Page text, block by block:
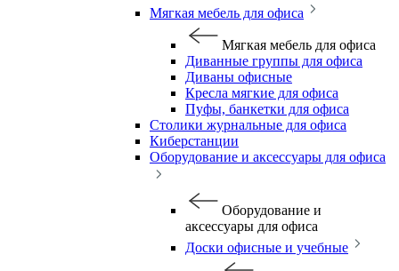
Мягкая мебель для офиса
Мягкая мебель для офиса
Диванные группы для офиса
Диваны офисные
Кресла мягкие для офиса
Пуфы, банкетки для офиса
Столики журнальные для офиса
Киберстанции
Оборудование и аксессуары для офиса
Оборудование и
аксессуары для офиса
Доски офисные и учебные